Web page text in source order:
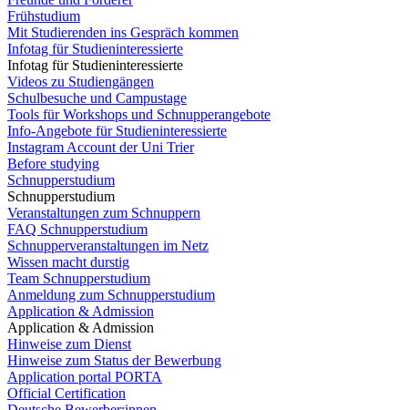
Frühstudium
Mit Studierenden ins Gespräch kommen
Infotag für Studieninteressierte
Infotag für Studieninteressierte
Videos zu Studiengängen
Schulbesuche und Campustage
Tools für Workshops und Schnupperangebote
Info-Angebote für Studieninteressierte
Instagram Account der Uni Trier
Before studying
Schnupperstudium
Schnupperstudium
Veranstaltungen zum Schnuppern
FAQ Schnupperstudium
Schnupperveranstaltungen im Netz
Wissen macht durstig
Team Schnupperstudium
Anmeldung zum Schnupperstudium
Application & Admission
Application & Admission
Hinweise zum Dienst
Hinweise zum Status der Bewerbung
Application portal PORTA
Official Certification